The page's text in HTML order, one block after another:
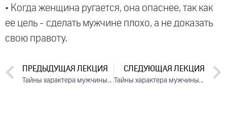
• Когда женщина ругается, она опаснее, так как
ее цель - сделать мужчине плохо, а не доказать
свою правоту.
ПРЕДЫДУЩАЯ ЛЕКЦИЯ
Тайны характера мужчины и женщины. День 1. Часть 2 (2023)
СЛЕДУЮЩАЯ ЛЕКЦИЯ
Тайны характера мужчины и женщины. День 2. Часть 2 (2023)